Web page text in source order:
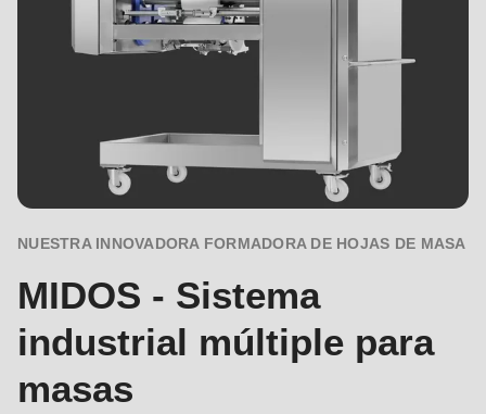
NUESTRA INNOVADORA FORMADORA DE HOJAS DE MASA
MIDOS - Sistema
industrial múltiple para
masas